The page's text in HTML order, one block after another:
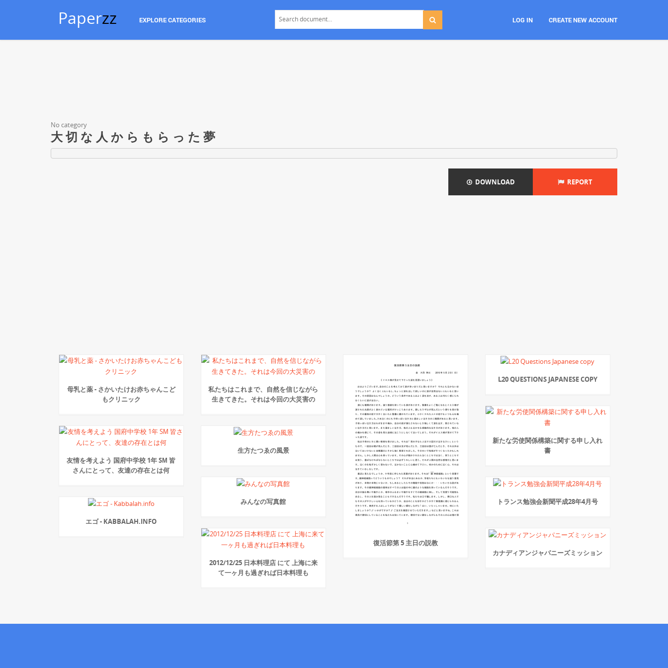
Paperzz EXPLORE CATEGORIES LOG IN CREATE NEW ACCOUNT
No category
大 切 な 人 か ら も ら っ た 夢
DOWNLOAD REPORT
母乳と薬 - さかいたけお赤ちゃんこど
もクリニック
私たちはこれまで、自然を信じながら
生きてきた。それは今回の大災害の
復活節第 5 主日の説教
L20 QUESTIONS JAPANESE COPY
新たな労使関係構築に関する申し入れ
書
友情を考えよう 国府中学校 1年 SМ 皆
さんにとって、友達の存在とは何
生方たつゑの風景
みんなの写真館 トランス勉強会新聞平成28年4月号
エゴ - KABBALAH.INFO
2012/12/25 日本料理店 にて 上海に来
て一ヶ月も過ぎれば日本料理も
カナディアンジャパニーズミッション